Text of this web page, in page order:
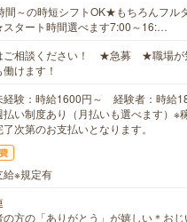
～の時短シフトOK★もちろんフル
タート時間選べます7:00～16:…
ご相談ください！ ★急募 ★職場が
けます！
経験：時給1600円～ 経験者：時給
払い制度あり（月払いも選べます）※
次第のお支払いとなります。
給※規定有
の方の「ありがとう」が嬉しい＊お